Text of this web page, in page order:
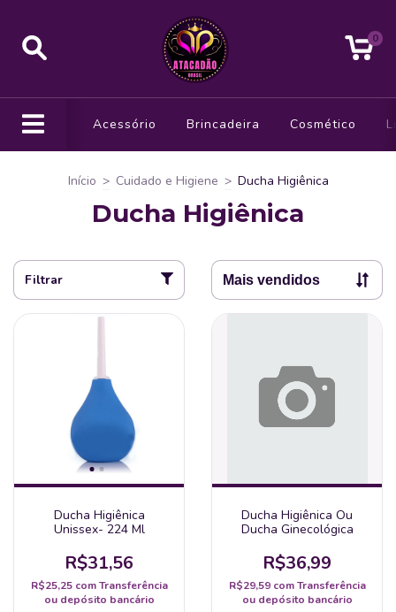
0
Acessório Brincadeira Cosmético
Início > Cuidado e Higiene > Ducha Higiênica
Ducha Higiênica
Filtrar
Ducha Higiênica
Unissex- 224 Ml
R$31,56
R$25,25 com Transferência
ou depósito bancário
Ducha Higiênica Ou
Ducha Ginecológica
R$36,99
R$29,59 com Transferência
ou depósito bancário